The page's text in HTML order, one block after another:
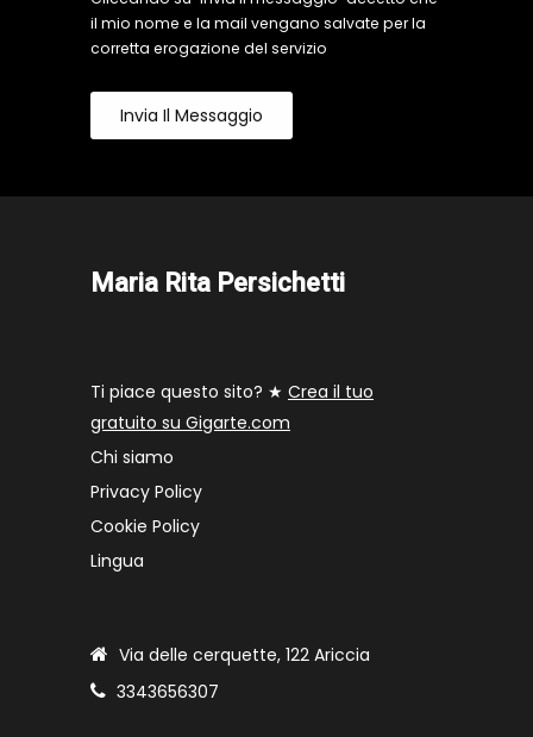
il mio nome e la mail vengano salvate per la
corretta erogazione del servizio
Invia Il Messaggio
Maria Rita Persichetti
Ti piace questo sito? ★ Crea il tuo
gratuito su Gigarte.com
Chi siamo
Privacy Policy
Cookie Policy
Lingua
Via delle cerquette, 122 Ariccia
3343656307